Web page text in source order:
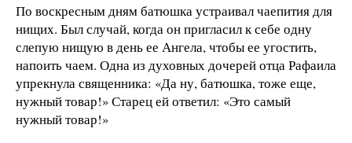
По воскресным дням батюшка устраивал чаепития для
нищих. Был случай, когда он пригласил к себе одну
слепую нищую в день ее Ангела, чтобы ее угостить,
напоить чаем. Одна из духовных дочерей отца Рафаила
упрекнула священника: «Да ну, батюшка, тоже еще,
нужный товар!» Старец ей ответил: «Это самый
нужный товар!»